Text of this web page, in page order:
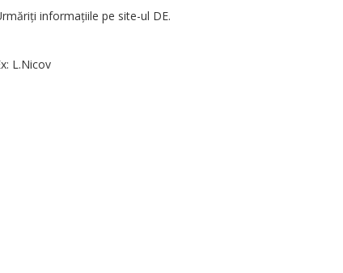
informațiile pe site-ul DE.
L.Nicov